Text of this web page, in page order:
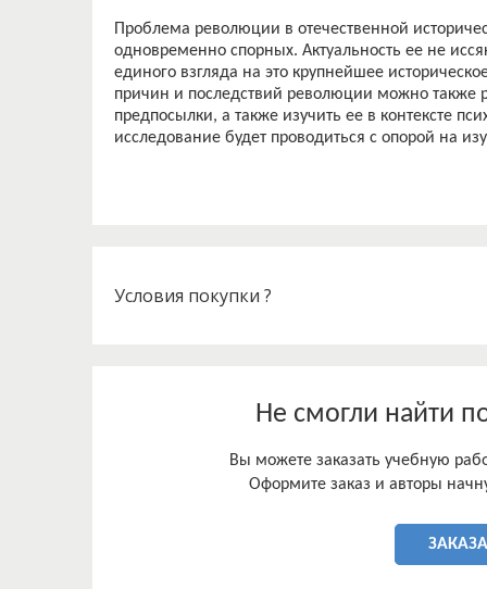
Проблема революции в отечественной
одновременно спорных. Актуальность ее не
единого взгляда на это крупнейшее
причин и последствий революции можно также
предпосылки, а также изучить ее в контексте
Условия покупки ?
Не смогли найти
Вы можете заказать учебную
Оформите заказ и авторы